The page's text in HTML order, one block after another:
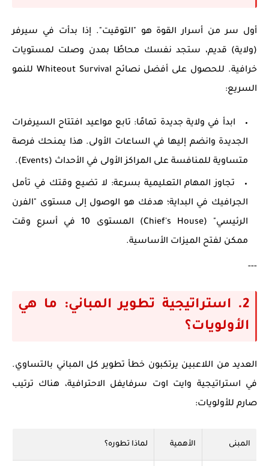
أول سر من أسرار القوة هو "التوقيت". إذا بدأت في سيرفر
(ولاية) قديم، ستجد نفسك محاطًا بمدن وصلت لمستويات
خرافية. للحصول على أفضل نصائح Whiteout Survival
للنمو
السريع:
ابدأ في ولاية جديدة تمامًا: تابع مواعيد افتتاح السيرفرات
الجديدة وانضم إليها في الساعات الأولى. هذا يمنحك فرصة
متساوية للمنافسة على المراكز الأولى في الأحداث (Events).
تجاوز المهام التعليمية بسرعة: لا تضيع وقتك في تأمل
الجرافيك في البداية؛ هدفك هو الوصول إلى مستوى "الفرن
الرئيسي" (Chief's House) المستوى 10 في أسرع وقت
ممكن لفتح الميزات الأساسية.
---
2. استراتيجية تطوير المباني: ما هي
الأولويات؟
العديد من اللاعبين يرتكبون خطأ تطوير كل المباني بالتساوي.
في استراتيجية وايت اوت سرفايفل الاحترافية، هناك ترتيب
صارم للأولويات:
المبنى الأهمية لماذا تطوره؟